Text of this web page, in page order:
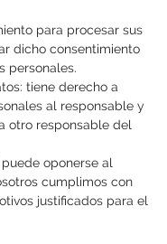
para procesar sus
dicho consentimiento
personales.
tiene derecho a
al responsable y
otro responsable del
oponerse al
cumplimos con
justificados para el